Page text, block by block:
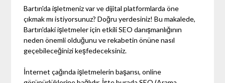
Bartın'da işletmeniz var ve dijital platformlarda öne
çıkmak mı istiyorsunuz? Doğru yerdesiniz! Bu makalede,
Bartın'daki işletmeler için etkili SEO danışmanlığının
neden önemli olduğunu ve rekabetin önüne nasıl
geçebileceğinizi keşfedeceksiniz.
İnternet çağında işletmelerin başarısı, online